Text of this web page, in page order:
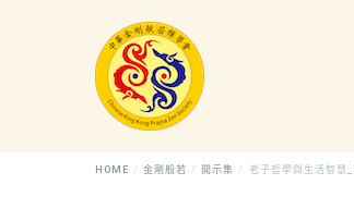
HOME 金剛般若 開示集 老子哲學與生活智慧